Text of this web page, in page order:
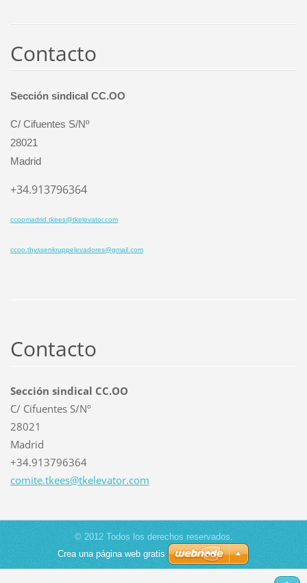
Contacto
Sección sindical CC.OO
C/ Cifuentes S/Nº
28021
Madrid
+34.913796364
ccoomadrid.tkees@tkelevator.com
ccoo.thyssenkruppelevadores@gmail.com
Contacto
Sección sindical CC.OO
C/ Cifuentes S/Nº
28021
Madrid
+34.913796364
comite.tkees@tkelevator.com
© 2012 Todos los derechos reservados.
Crea una página web gratis